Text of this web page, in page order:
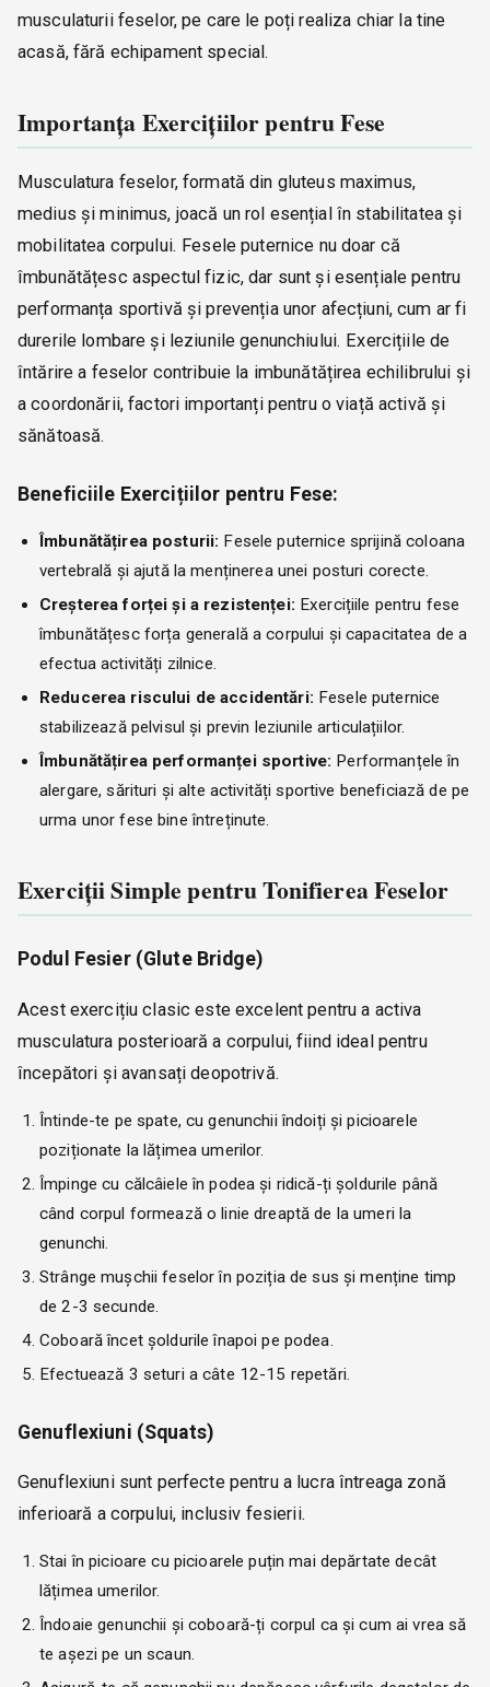
musculaturii feselor, pe care le poți realiza chiar la tine
acasă, fără echipament special.
Importanța Exercițiilor pentru Fese
Musculatura feselor, formată din gluteus maximus,
medius și minimus, joacă un rol esențial în stabilitatea și
mobilitatea corpului. Fesele puternice nu doar că
îmbunătățesc aspectul fizic, dar sunt și esențiale pentru
performanța sportivă și prevenția unor afecțiuni, cum ar fi
durerile lombare și leziunile genunchiului. Exercițiile de
întărire a feselor contribuie la imbunătățirea echilibrului și
a coordonării, factori importanți pentru o viață activă și
sănătoasă.
Beneficiile Exercițiilor pentru Fese:
Îmbunătățirea posturii: Fesele puternice sprijină coloana
vertebrală și ajută la menținerea unei posturi corecte.
Creșterea forței și a rezistenței: Exercițiile pentru fese
îmbunătățesc forța generală a corpului și capacitatea de a
efectua activități zilnice.
Reducerea riscului de accidentări: Fesele puternice
stabilizează pelvisul și previn leziunile articulațiilor.
Îmbunătățirea performanței sportive: Performanțele în
alergare, sărituri și alte activități sportive beneficiază de pe
urma unor fese bine întreținute.
Exerciții Simple pentru Tonifierea Feselor
Podul Fesier (Glute Bridge)
Acest exercițiu clasic este excelent pentru a activa
musculatura posterioară a corpului, fiind ideal pentru
începători și avansați deopotrivă.
Întinde-te pe spate, cu genunchii îndoiți și picioarele
poziționate la lățimea umerilor.
Împinge cu călcâiele în podea și ridică-ți șoldurile până
când corpul formează o linie dreaptă de la umeri la
genunchi.
Strânge mușchii feselor în poziția de sus și menține timp
de 2-3 secunde.
Coboară încet șoldurile înapoi pe podea.
Efectuează 3 seturi a câte 12-15 repetări.
Genuflexiuni (Squats)
Genuflexiuni sunt perfecte pentru a lucra întreaga zonă
inferioară a corpului, inclusiv fesierii.
Stai în picioare cu picioarele puțin mai depărtate decât
lățimea umerilor.
Îndoaie genunchii și coboară-ți corpul ca și cum ai vrea să
te așezi pe un scaun.